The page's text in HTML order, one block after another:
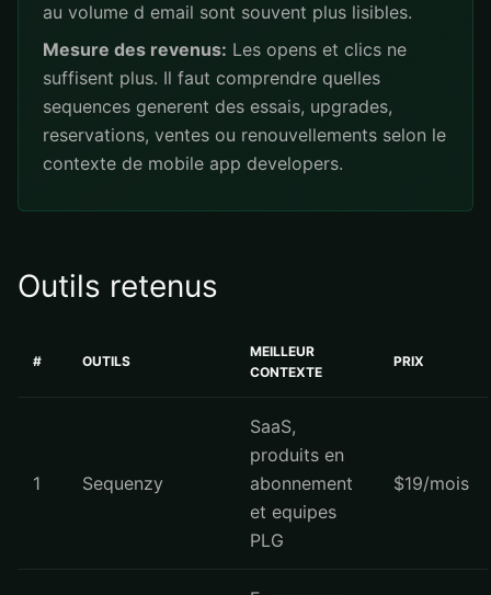
au volume d email sont souvent plus lisibles.
Mesure des revenus: Les opens et clics ne
suffisent plus. Il faut comprendre quelles
sequences generent des essais, upgrades,
reservations, ventes ou renouvellements selon le
contexte de mobile app developers.
Outils retenus
# OUTILS
MEILLEUR
CONTEXTE
PRIX
1 Sequenzy
SaaS,
produits en
abonnement
et equipes
PLG
$19/mois